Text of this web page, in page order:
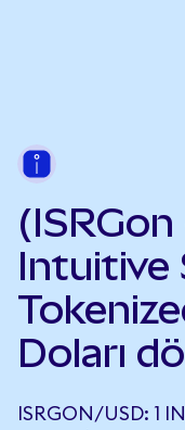
Intuitive
Doları
ISRGON/USD: 1